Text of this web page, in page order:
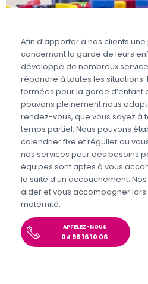
Afin d’apporter à nos clients
concernant la garde de leurs
développé de nombreux
répondre à toutes les situations.
formées pour la garde d’enfant
pouvons pleinement nous
rendez-vous, que vous soyez à
temps partiel. Nous pouvons
calendrier fixe et régulier ou
nos services pour des besoins
équipes sont aptes à vous
la suite d’un accouchement.
aider et vous accompagner
maternité.
APPELEZ-NOUS
04 96 16 10 06